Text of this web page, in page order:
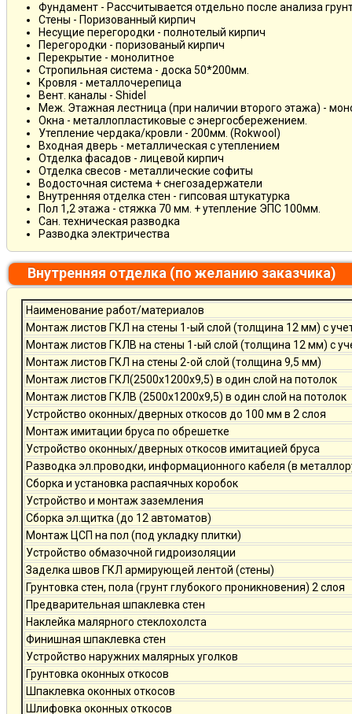
Фундамент - Рассчитывается отдельно после анализа
Стены - Поризованный кирпич
Несущие перегородки - полнотелый кирпич
Перегородки - поризованый кирпич
Перекрытие - монолитное
Стропильная система - доска 50*200мм.
Кровля - металлочерепица
Вент. каналы - Shidel
Меж. Этажная лестница (при наличии второго этажа) -
Окна - металлопластиковые с энергосбережением.
Утепление чердака/кровли - 200мм. (Rokwool)
Входная дверь - металлическая с утеплением
Отделка фасадов - лицевой кирпич
Отделка свесов - металлические софиты
Водосточная система + снегозадержатели
Внутренняя отделка стен - гипсовая штукатурка
Пол 1,2 этажа - стяжка 70 мм. + утепление ЭПС 100мм.
Сан. техническая разводка
Разводка электричества
Внутренняя отделка (по желанию заказчика)
Наименование работ/материалов
Монтаж листов ГКЛ на стены 1-ый слой (толщина 12 мм) с
Монтаж листов ГКЛВ на стены 1-ый слой (толщина 12 мм) с
Монтаж листов ГКЛ на стены 2-ой слой (толщина 9,5 мм)
Монтаж листов ГКЛ(2500х1200х9,5) в один слой на потолок
Монтаж листов ГКЛВ (2500х1200х9,5) в один слой на потолок
Устройство оконных/дверных откосов до 100 мм в 2 слоя
Монтаж имитации бруса по обрешетке
Устройство оконных/дверных откосов имитацией бруса
Разводка эл.проводки, информационного кабеля (в
Сборка и установка распаячных коробок
Устройство и монтаж заземления
Сборка эл.щитка (до 12 автоматов)
Монтаж ЦСП на пол (под укладку плитки)
Устройство обмазочной гидроизоляции
Заделка швов ГКЛ армирующей лентой (стены)
Грунтовка стен, пола (грунт глубокого проникновения) 2 слоя
Предварительная шпаклевка стен
Наклейка малярного стеклохолста
Финишная шпаклевка стен
Устройство наружних малярных уголков
Грунтовка оконных откосов
Шпаклевка оконных откосов
Шлифовка оконных откосов